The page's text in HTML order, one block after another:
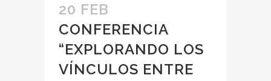
20 FEB
CONFERENCIA
“EXPLORANDO LOS
VÍNCULOS ENTRE